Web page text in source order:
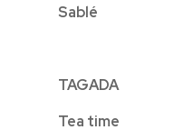
Sablé
TAGADA
Tea time